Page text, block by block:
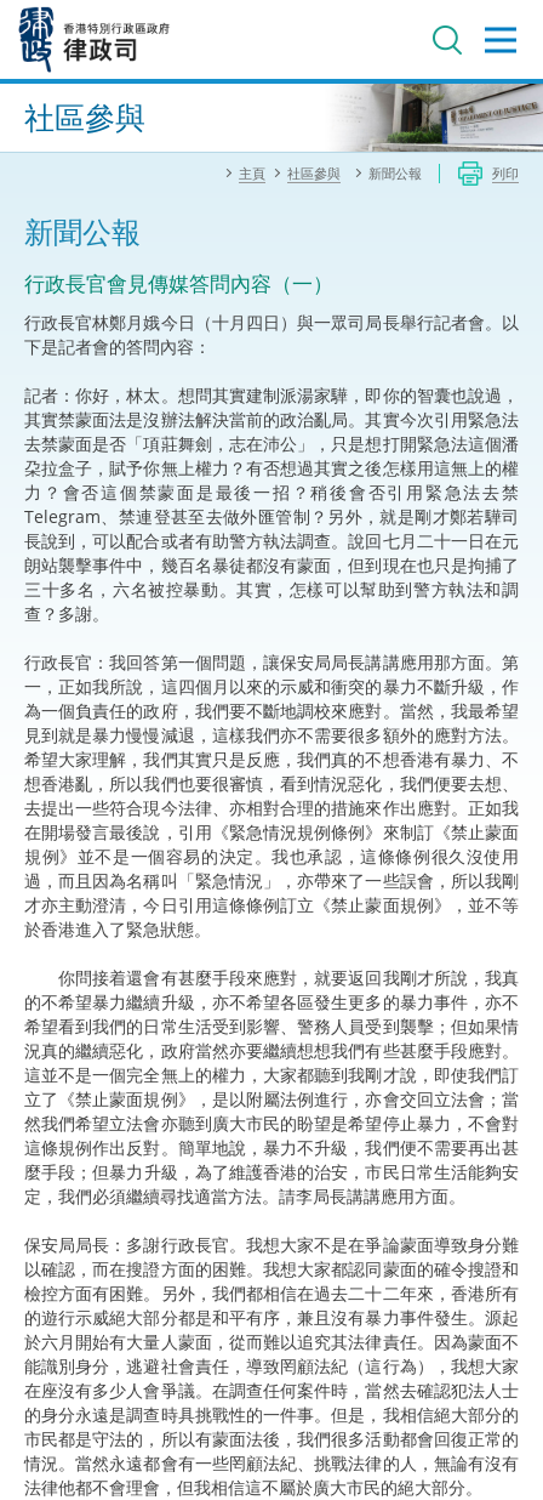
內
進階搜尋
社區參與
主頁 社區參與 新聞公報 列印
新聞公報
行政長官會見傳媒答問內容（一）
行政長官林鄭月娥今日（十月四日）與一眾司局長舉行記者會。以
下是記者會的答問內容：
記者：你好，林太。想問其實建制派湯家驊，即你的智囊也說過，
其實禁蒙面法是沒辦法解決當前的政治亂局。其實今次引用緊急法
去禁蒙面是否「項莊舞劍，志在沛公」，只是想打開緊急法這個潘
朶拉盒子，賦予你無上權力？有否想過其實之後怎樣用這無上的權
力？會否這個禁蒙面是最後一招？稍後會否引用緊急法去禁
Telegram、禁連登甚至去做外匯管制？另外，就是剛才鄭若驊司
長說到，可以配合或者有助警方執法調查。說回七月二十一日在元
朗站襲擊事件中，幾百名暴徒都沒有蒙面，但到現在也只是拘捕了
三十多名，六名被控暴動。其實，怎樣可以幫助到警方執法和調
查？多謝。
行政長官：我回答第一個問題，讓保安局局長講講應用那方面。第
一，正如我所說，這四個月以來的示威和衝突的暴力不斷升級，作
為一個負責任的政府，我們要不斷地調校來應對。當然，我最希望
見到就是暴力慢慢減退，這樣我們亦不需要很多額外的應對方法。
希望大家理解，我們其實只是反應，我們真的不想香港有暴力、不
想香港亂，所以我們也要很審慎，看到情況惡化，我們便要去想、
去提出一些符合現今法律、亦相對合理的措施來作出應對。正如我
在開場發言最後說，引用《緊急情況規例條例》來制訂《禁止蒙面
規例》並不是一個容易的決定。我也承認，這條條例很久沒使用
過，而且因為名稱叫「緊急情況」，亦帶來了一些誤會，所以我剛
才亦主動澄清，今日引用這條條例訂立《禁止蒙面規例》，並不等
於香港進入了緊急狀態。
你問接着還會有甚麼手段來應對，就要返回我剛才所說，我真
的不希望暴力繼續升級，亦不希望各區發生更多的暴力事件，亦不
希望看到我們的日常生活受到影響、警務人員受到襲擊；但如果情
況真的繼續惡化，政府當然亦要繼續想想我們有些甚麼手段應對。
這並不是一個完全無上的權力，大家都聽到我剛才說，即使我們訂
立了《禁止蒙面規例》，是以附屬法例進行，亦會交回立法會；當
然我們希望立法會亦聽到廣大市民的盼望是希望停止暴力，不會對
這條規例作出反對。簡單地說，暴力不升級，我們便不需要再出甚
麼手段；但暴力升級，為了維護香港的治安，市民日常生活能夠安
定，我們必須繼續尋找適當方法。請李局長講講應用方面。
保安局局長：多謝行政長官。我想大家不是在爭論蒙面導致身分難
以確認，而在搜證方面的困難。我想大家都認同蒙面的確令搜證和
檢控方面有困難。另外，我們都相信在過去二十二年來，香港所有
的遊行示威絕大部分都是和平有序，兼且沒有暴力事件發生。源起
於六月開始有大量人蒙面，從而難以追究其法律責任。因為蒙面不
能識別身分，逃避社會責任，導致罔顧法紀（這行為），我想大家
在座沒有多少人會爭議。在調查任何案件時，當然去確認犯法人士
的身分永遠是調查時具挑戰性的一件事。但是，我相信絕大部分的
市民都是守法的，所以有蒙面法後，我們很多活動都會回復正常的
情況。當然永遠都會有一些罔顧法紀、挑戰法律的人，無論有沒有
法律他都不會理會，但我相信這不屬於廣大市民的絕大部分。